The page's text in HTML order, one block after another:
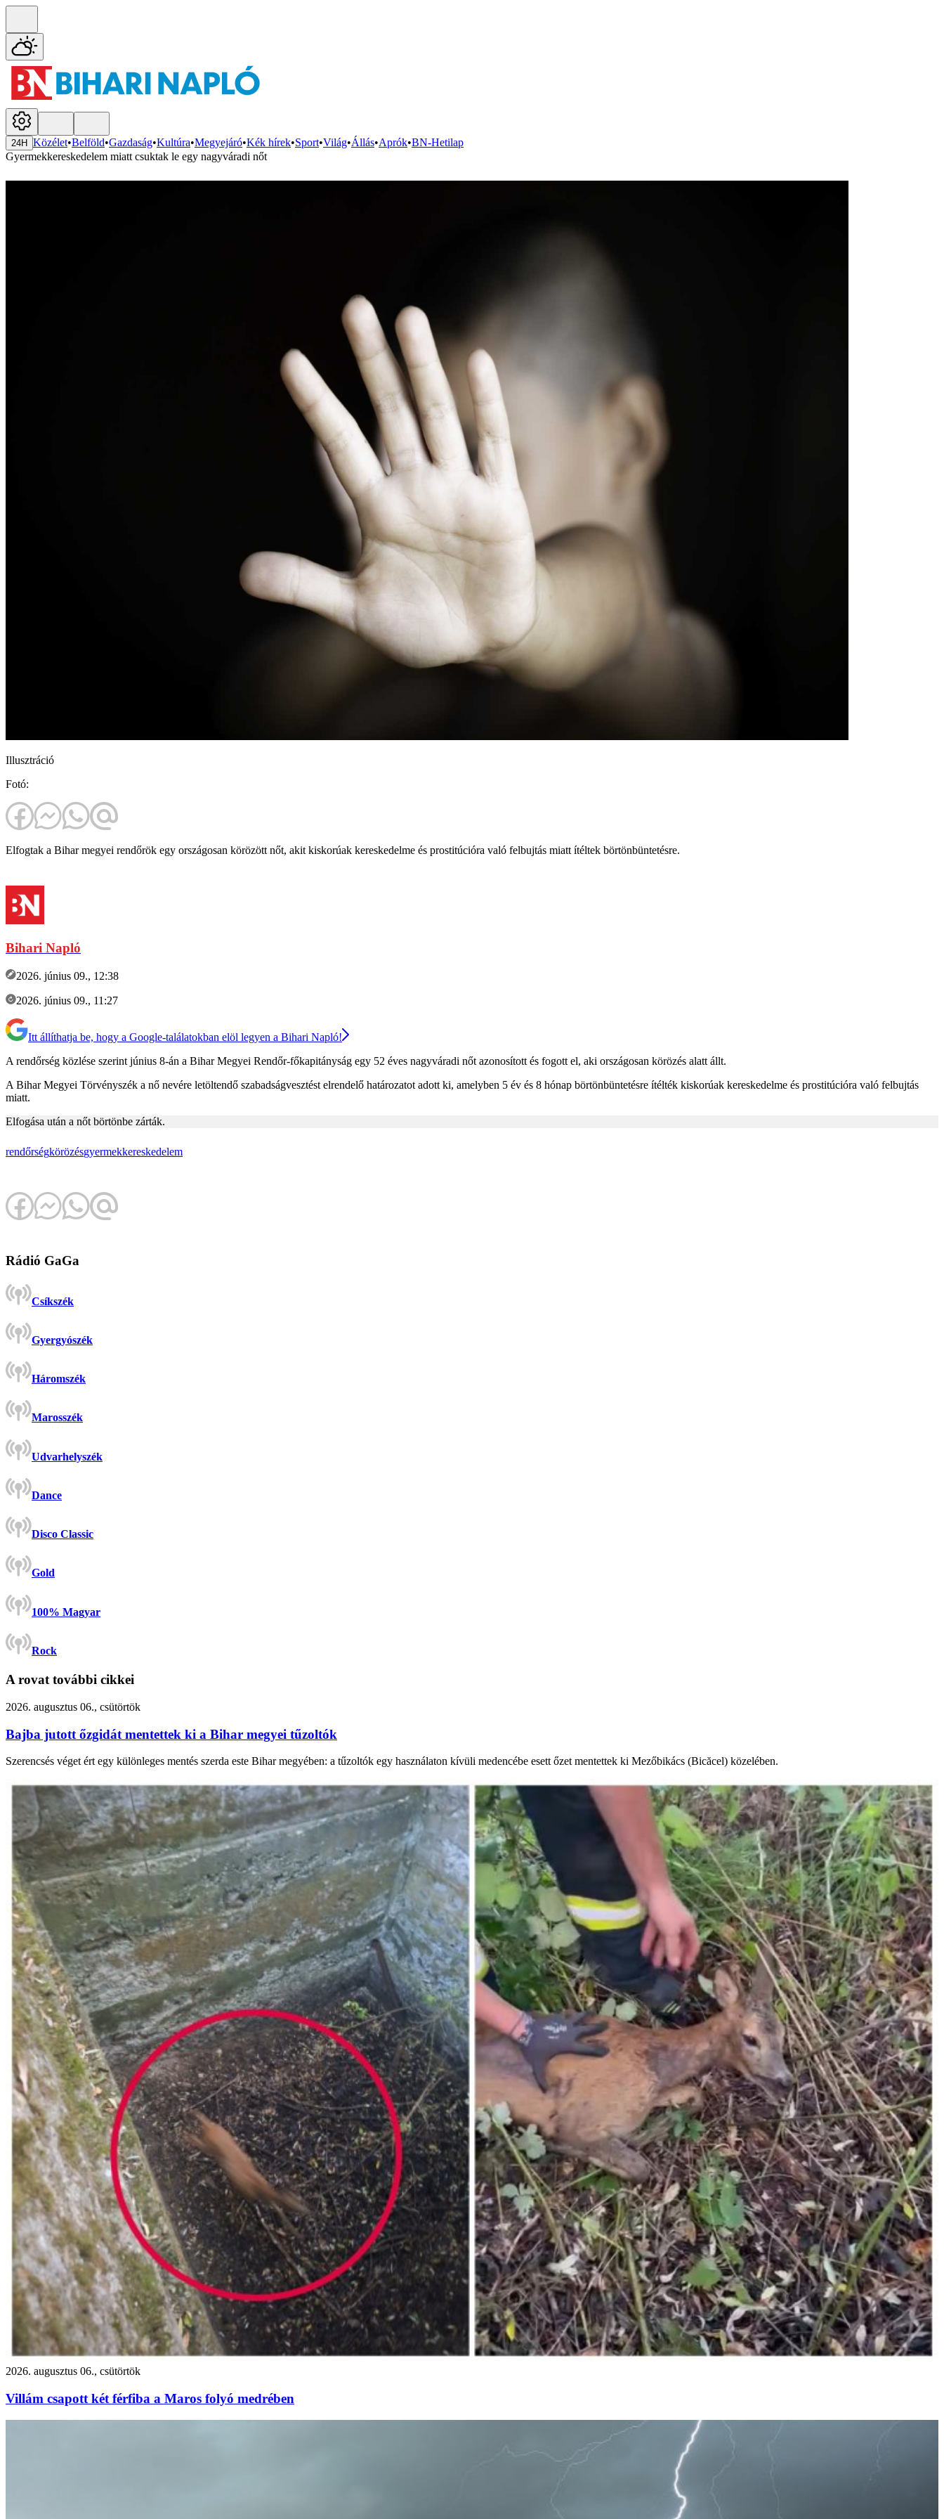
24H Közélet•Belföld•Gazdaság•Kultúra•Megyejáró•Kék hírek•Sport•Világ•Állás•Aprók•BN-Hetilap
Gyermekkereskedelem miatt csuktak le egy nagyváradi nőt
Illusztráció
Fotó:
Elfogtak a Bihar megyei rendőrök egy országosan körözött nőt, akit kiskorúak kereskedelme és prostitúcióra való felbujtás miatt ítéltek börtönbüntetésre.
Bihari Napló
2026. június 09., 12:38
2026. június 09., 11:27
Itt állíthatja be, hogy a Google-találatokban elöl legyen a Bihari Napló!
A rendőrség közlése szerint június 8-án a Bihar Megyei Rendőr-főkapitányság egy 52 éves nagyváradi nőt azonosított és fogott el, aki országosan körözés alatt állt.
A Bihar Megyei Törvényszék a nő nevére letöltendő szabadságvesztést elrendelő határozatot adott ki, amelyben 5 év és 8 hónap börtönbüntetésre ítélték kiskorúak kereskedelme és prostitúcióra való felbujtás
miatt.
Elfogása után a nőt börtönbe zárták.
rendőrségkörözésgyermekkereskedelem
Rádió GaGa
Csíkszék
Gyergyószék
Háromszék
Marosszék
Udvarhelyszék
Dance
Disco Classic
Gold
100% Magyar
Rock
A rovat további cikkei
2026. augusztus 06., csütörtök
Bajba jutott őzgidát mentettek ki a Bihar megyei tűzoltók
Szerencsés véget ért egy különleges mentés szerda este Bihar megyében: a tűzoltók egy használaton kívüli medencébe esett őzet mentettek ki Mezőbikács (Bicăcel) közelében.
2026. augusztus 06., csütörtök
Villám csapott két férfiba a Maros folyó medrében